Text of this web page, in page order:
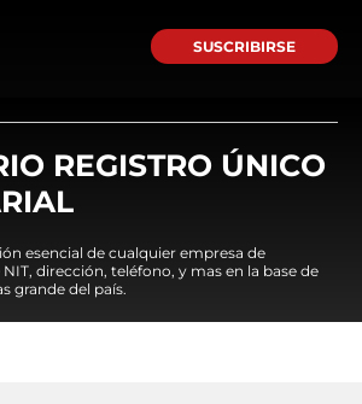
SUSCRIBIRSE
REGISTRO ÚNICO
esencial de cualquier empresa de
dirección, teléfono, y mas en la base de
grande del país.